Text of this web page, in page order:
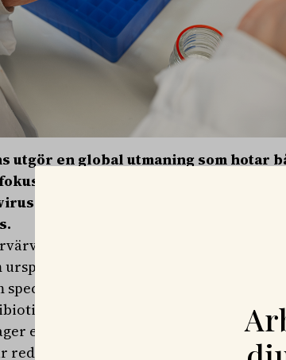
utgör en global utmaning som hotar
svenska biotechföretaget
från USA som ett potentiellt
rättigheterna till ett unikt, men
utvecklades för människor.
sig på att angripa specifika
som slår ut ett brett spektrum
extremt specifika vilket minskar
redan godkänts för användning hos